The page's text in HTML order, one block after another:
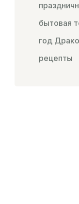
бытовая
год
рецепты